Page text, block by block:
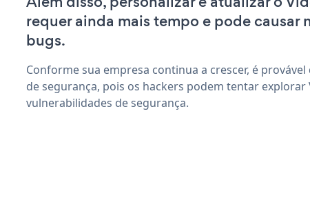
requer ainda mais tempo e pode causar
bugs.
Conforme sua empresa continua a crescer, é
de segurança, pois os hackers podem tentar explorar
vulnerabilidades de segurança.